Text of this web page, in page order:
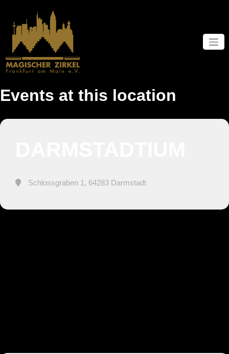
springen
Events at this location
Schlossgraben 1, 64283 Darmstadt